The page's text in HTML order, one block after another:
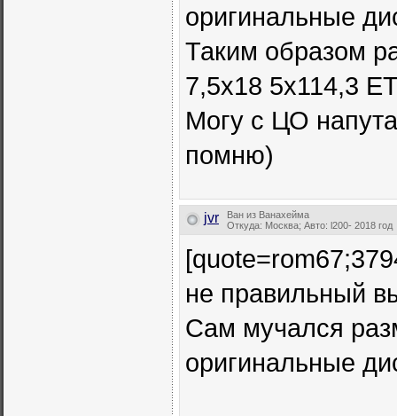
оригинальные
Таким образом
7,5х18 5х114,3
Могу с ЦО
помню)
jvr
Ван из Ванахейма
Откуда: Москва; Авто: l200- 2018 год
не правильный
Сам мучался
оригинальные